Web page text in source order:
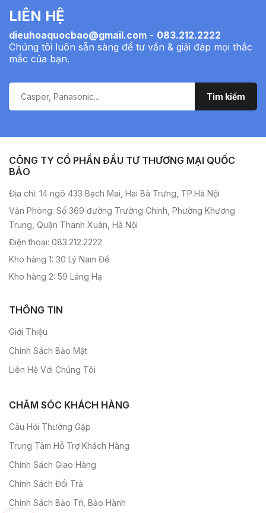
LIÊN HỆ
dieuhoaquocbao@gmail.com - 083.212.2222
Chúng tôi luôn sẵn sàng để tư vấn & giải đáp mọi thắc
mắc của bạn.
CÔNG TY CỔ PHẦN ĐẦU TƯ THƯƠNG MẠI QUỐC
BẢO
Địa chỉ: 14 ngõ 433 Bạch Mai, Hai Bà Trưng, TP.Hà Nội
Văn Phòng: Số 369 đường Trường Chinh, Phường Khương
Trung, Quận Thanh Xuân, Hà Nội
Điện thoại: 083.212.2222
Kho hàng 1: 30 Lý Nam Đế
Kho hàng 2: 59 Láng Hạ
THÔNG TIN
Giới Thiệu
Chính Sách Bảo Mật
Liên Hệ Với Chúng Tôi
CHĂM SÓC KHÁCH HÀNG
Câu Hỏi Thường Gặp
Trung Tâm Hỗ Trợ Khách Hàng
Chính Sách Giao Hàng
Chính Sách Đổi Trả
Chính Sách Bảo Trì, Bảo Hành